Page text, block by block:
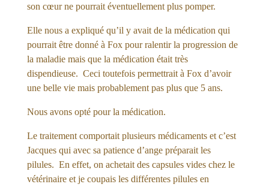
son cœur ne pourrait éventuellement plus pomper.
Elle nous a expliqué qu’il y avait de la médication qui
pourrait être donné à Fox pour ralentir la progression de
la maladie mais que la médication était très
dispendieuse. Ceci toutefois permettrait à Fox d’avoir
une belle vie mais probablement pas plus que 5 ans.
Nous avons opté pour la médication.
Le traitement comportait plusieurs médicaments et c’est
Jacques qui avec sa patience d’ange préparait les
pilules. En effet, on achetait des capsules vides chez le
vétérinaire et je coupais les différentes pilules en